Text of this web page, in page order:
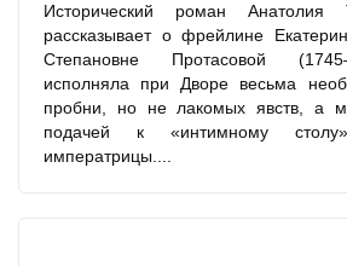
Исторический роман Анатолия
рассказывает о фрейлине
Степановне Протасовой
исполняла при Дворе весьма
пробни, но не лакомых явств, а
подачей к «интимному столу»
императрицы....